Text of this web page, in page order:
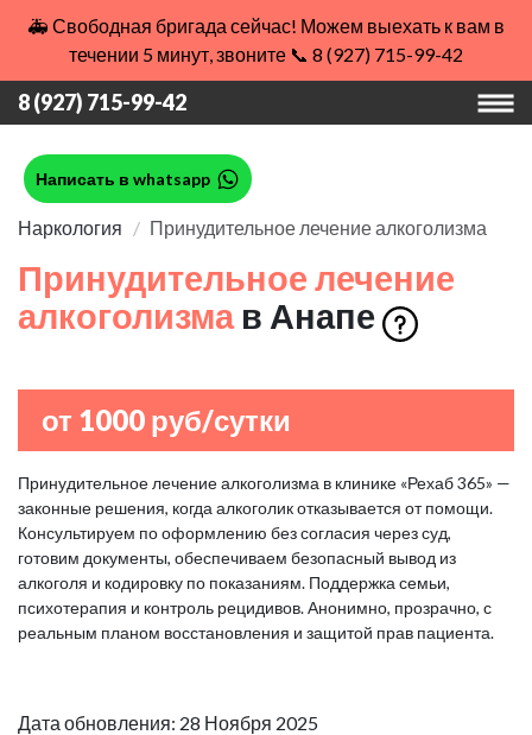
🚑 Свободная бригада сейчас! Можем выехать к вам в
течении 5 минут, звоните 📞 8 (927) 715-99-42
8 (927) 715-99-42
Написать в whatsapp
Наркология Принудительное лечение алкоголизма
Принудительное лечение
алкоголизма в Анапе
от 1000 руб/сутки
Принудительное лечение алкоголизма в клинике «Рехаб 365» —
законные решения, когда алкоголик отказывается от помощи.
Консультируем по оформлению без согласия через суд,
готовим документы, обеспечиваем безопасный вывод из
алкоголя и кодировку по показаниям. Поддержка семьи,
психотерапия и контроль рецидивов. Анонимно, прозрачно, с
реальным планом восстановления и защитой прав пациента.
Дата обновления: 28 Ноября 2025